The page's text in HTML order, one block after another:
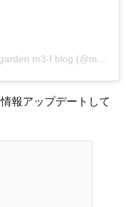
報アップデートして